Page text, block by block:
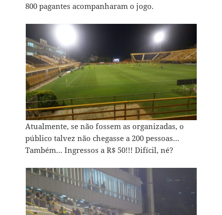
800 pagantes acompanharam o jogo.
Atualmente, se não fossem as organizadas, o
público talvez não chegasse a 200 pessoas…
Também… Ingressos a R$ 50!!! Difícil, né?